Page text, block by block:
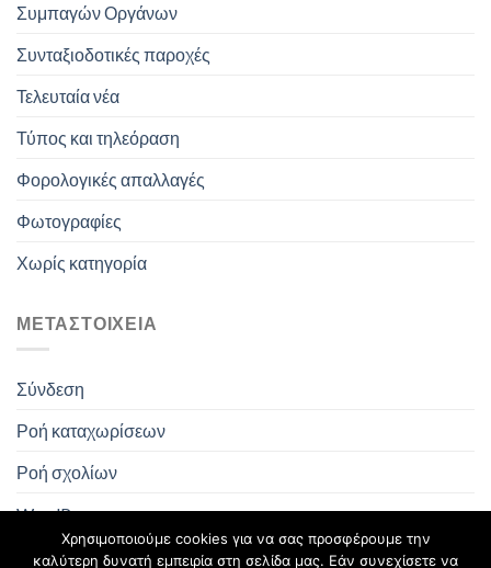
Συμπαγών Οργάνων
Συνταξιοδοτικές παροχές
Τελευταία νέα
Τύπος και τηλεόραση
Φορολογικές απαλλαγές
Φωτογραφίες
Χωρίς κατηγορία
ΜΕΤΑΣΤΟΙΧΕΊΑ
Σύνδεση
Ροή καταχωρίσεων
Ροή σχολίων
WordPress.org
Χρησιμοποιούμε cookies για να σας προσφέρουμε την
καλύτερη δυνατή εμπειρία στη σελίδα μας. Εάν συνεχίσετε να